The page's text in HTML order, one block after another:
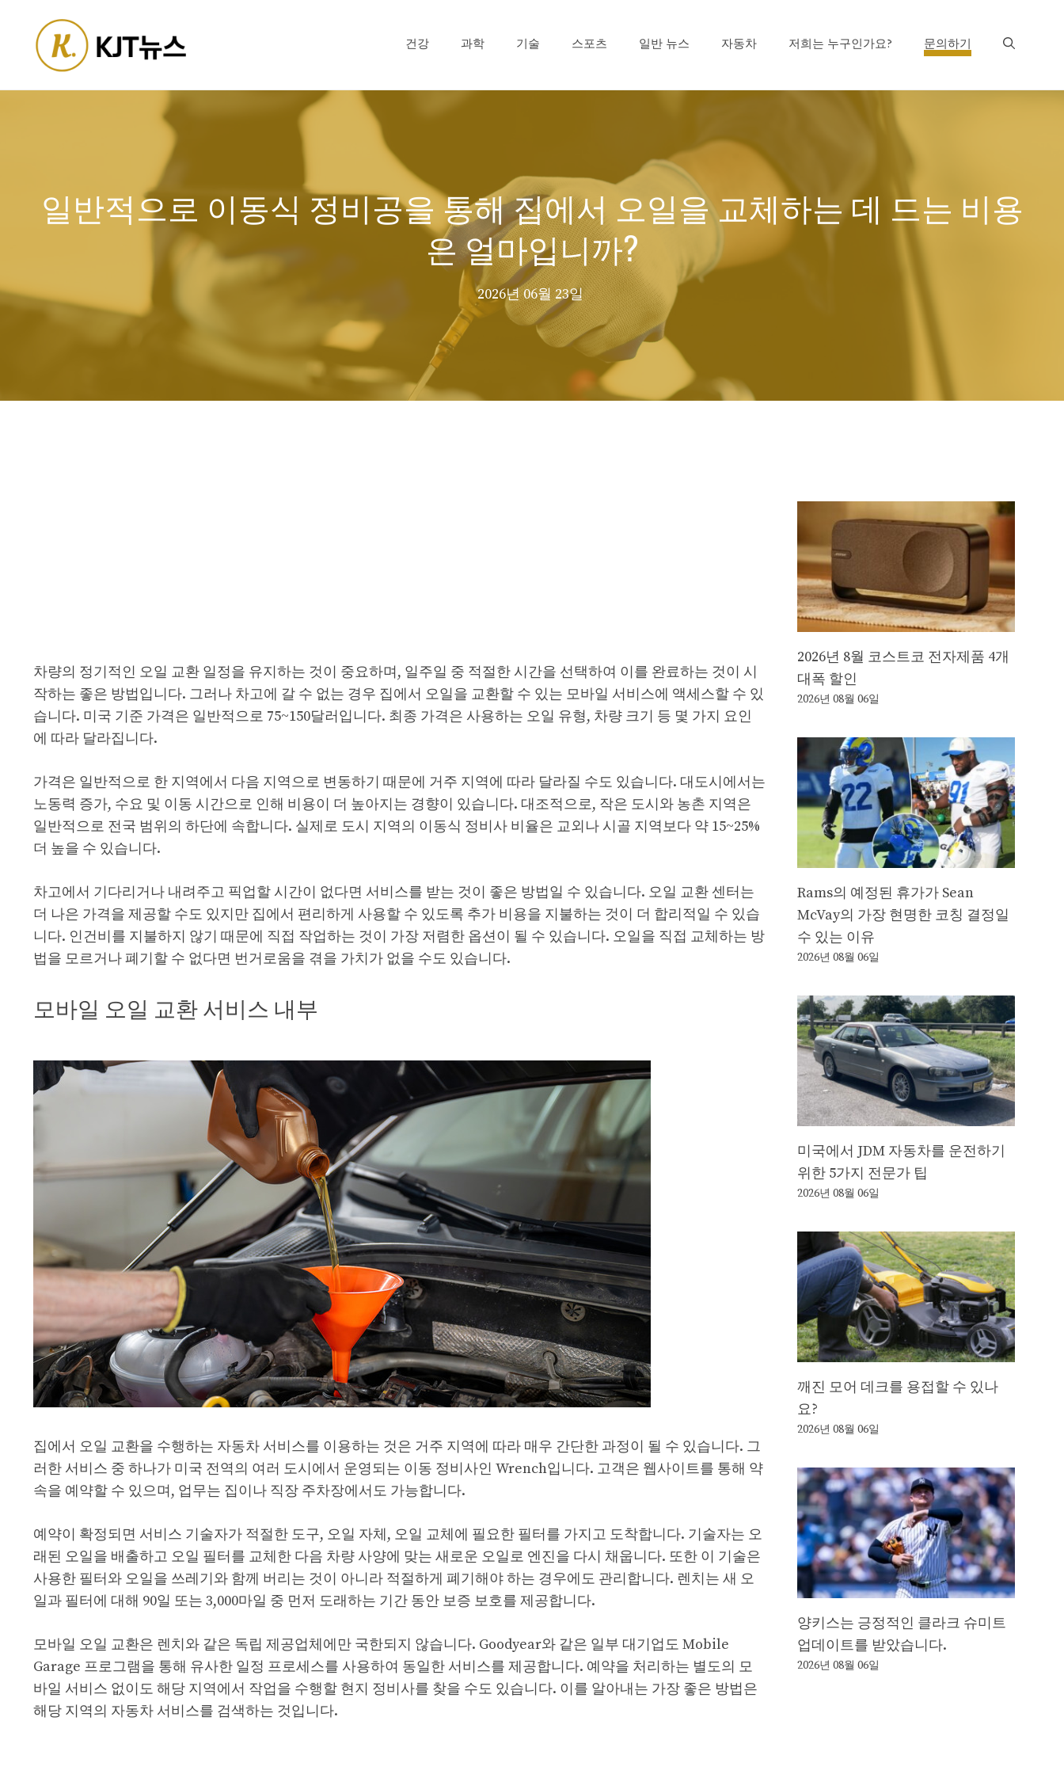
content
건강 과학 기술 스포츠 일반 뉴스 자동차 저희는 누구인가요? 문의하기
일반적으로 이동식 정비공을 통해 집에서 오일을 교체하는 데 드는 비용
은 얼마입니까?
2026년 06월 23일
차량의 정기적인 오일 교환 일정을 유지하는 것이 중요하며, 일주일 중 적절한 시간을 선택하여 이를 완료하는 것이 시
작하는 좋은 방법입니다. 그러나 차고에 갈 수 없는 경우 집에서 오일을 교환할 수 있는 모바일 서비스에 액세스할 수 있
습니다. 미국 기준 가격은 일반적으로 75~150달러입니다. 최종 가격은 사용하는 오일 유형, 차량 크기 등 몇 가지 요인
에 따라 달라집니다.
가격은 일반적으로 한 지역에서 다음 지역으로 변동하기 때문에 거주 지역에 따라 달라질 수도 있습니다. 대도시에서는
노동력 증가, 수요 및 이동 시간으로 인해 비용이 더 높아지는 경향이 있습니다. 대조적으로, 작은 도시와 농촌 지역은
일반적으로 전국 범위의 하단에 속합니다. 실제로 도시 지역의 이동식 정비사 비율은 교외나 시골 지역보다 약 15~25%
더 높을 수 있습니다.
차고에서 기다리거나 내려주고 픽업할 시간이 없다면 서비스를 받는 것이 좋은 방법일 수 있습니다. 오일 교환 센터는
더 나은 가격을 제공할 수도 있지만 집에서 편리하게 사용할 수 있도록 추가 비용을 지불하는 것이 더 합리적일 수 있습
니다. 인건비를 지불하지 않기 때문에 직접 작업하는 것이 가장 저렴한 옵션이 될 수 있습니다. 오일을 직접 교체하는 방
법을 모르거나 폐기할 수 없다면 번거로움을 겪을 가치가 없을 수도 있습니다.
모바일 오일 교환 서비스 내부
집에서 오일 교환을 수행하는 자동차 서비스를 이용하는 것은 거주 지역에 따라 매우 간단한 과정이 될 수 있습니다. 그
러한 서비스 중 하나가 미국 전역의 여러 도시에서 운영되는 이동 정비사인 Wrench입니다. 고객은 웹사이트를 통해 약
속을 예약할 수 있으며, 업무는 집이나 직장 주차장에서도 가능합니다.
예약이 확정되면 서비스 기술자가 적절한 도구, 오일 자체, 오일 교체에 필요한 필터를 가지고 도착합니다. 기술자는 오
래된 오일을 배출하고 오일 필터를 교체한 다음 차량 사양에 맞는 새로운 오일로 엔진을 다시 채웁니다. 또한 이 기술은
사용한 필터와 오일을 쓰레기와 함께 버리는 것이 아니라 적절하게 폐기해야 하는 경우에도 관리합니다. 렌치는 새 오
일과 필터에 대해 90일 또는 3,000마일 중 먼저 도래하는 기간 동안 보증 보호를 제공합니다.
모바일 오일 교환은 렌치와 같은 독립 제공업체에만 국한되지 않습니다. Goodyear와 같은 일부 대기업도 Mobile
Garage 프로그램을 통해 유사한 일정 프로세스를 사용하여 동일한 서비스를 제공합니다. 예약을 처리하는 별도의 모
바일 서비스 없이도 해당 지역에서 작업을 수행할 현지 정비사를 찾을 수도 있습니다. 이를 알아내는 가장 좋은 방법은
해당 지역의 자동차 서비스를 검색하는 것입니다.
2026년 8월 코스트코 전자제품 4개
대폭 할인
2026년 08월 06일
Rams의 예정된 휴가가 Sean
McVay의 가장 현명한 코칭 결정일
수 있는 이유
2026년 08월 06일
미국에서 JDM 자동차를 운전하기
위한 5가지 전문가 팁
2026년 08월 06일
깨진 모어 데크를 용접할 수 있나
요?
2026년 08월 06일
양키스는 긍정적인 클라크 슈미트
업데이트를 받았습니다.
2026년 08월 06일